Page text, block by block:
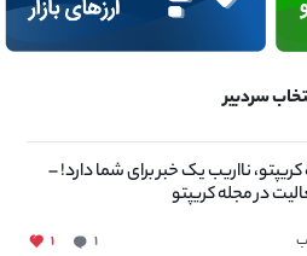
سردبیر
نااریب یک خبر برای شما دارد! –
در مجله کریپتو
۱ ۱